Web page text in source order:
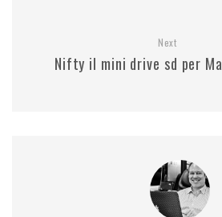
Next
Nifty il mini drive sd per